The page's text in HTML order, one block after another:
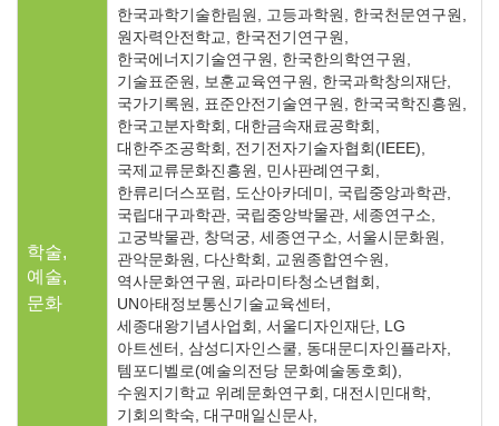
학술,
예술,
문화
한국과학기술한림원, 고등과학원, 한국천문연구원,
원자력안전학교, 한국전기연구원,
한국에너지기술연구원, 한국한의학연구원,
기술표준원, 보훈교육연구원, 한국과학창의재단,
국가기록원, 표준안전기술연구원, 한국국학진흥원,
한국고분자학회, 대한금속재료공학회,
대한주조공학회, 전기전자기술자협회(IEEE),
국제교류문화진흥원, 민사판례연구회,
한류리더스포럼, 도산아카데미, 국립중앙과학관,
국립대구과학관, 국립중앙박물관, 세종연구소,
고궁박물관, 창덕궁, 세종연구소, 서울시문화원,
관악문화원, 다산학회, 교원종합연수원,
역사문화연구원, 파라미타청소년협회,
UN아태정보통신기술교육센터,
세종대왕기념사업회, 서울디자인재단, LG
아트센터, 삼성디자인스쿨, 동대문디자인플라자,
템포디벨로(예술의전당 문화예술동호회),
수원지기학교 위례문화연구회, 대전시민대학,
기회의학숙, 대구매일신문사,